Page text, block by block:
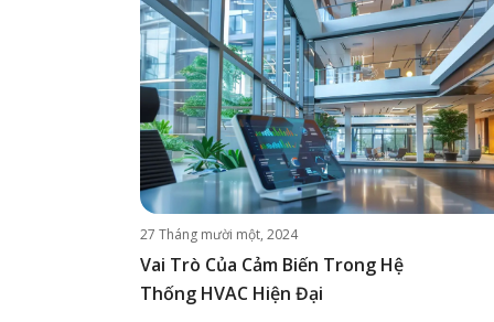
27 Tháng mười một, 2024
Vai Trò Của Cảm Biến Trong Hệ
Thống HVAC Hiện Đại